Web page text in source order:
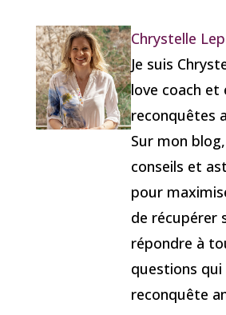
Chrystelle
Je suis
love coach et
reconquêtes
Sur mon
conseils et
pour
de récupérer
répondre à
questions qui
reconquête